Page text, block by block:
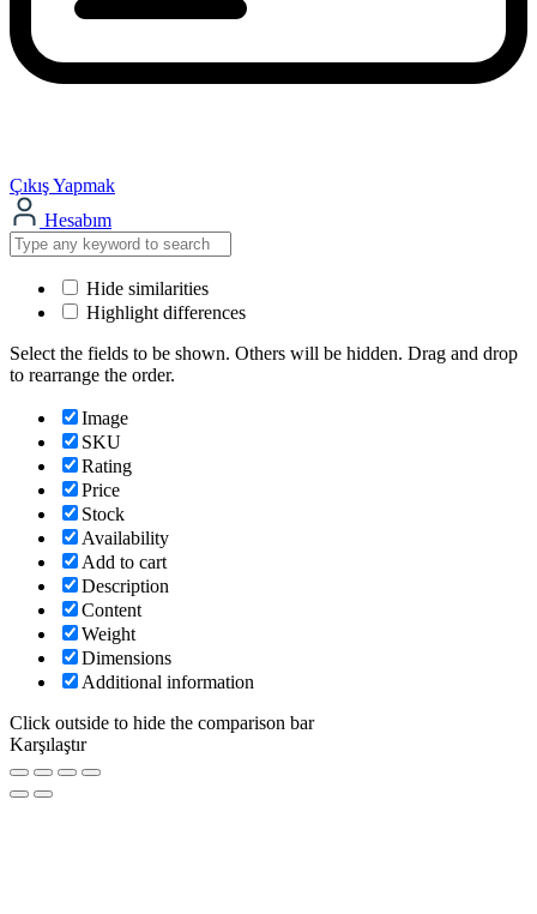
Çıkış Yapmak
Hesabım
Hide similarities
Highlight differences
Select the fields to be shown. Others will be hidden. Drag and drop
to rearrange the order.
Image
SKU
Rating
Price
Stock
Availability
Add to cart
Description
Content
Weight
Dimensions
Additional information
Click outside to hide the comparison bar
Karşılaştır